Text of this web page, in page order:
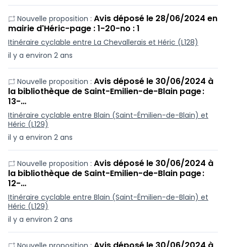
il y a environ 2 ans
Nouvelle proposition : Avis déposé le 28/06/2024 en
mairie d'Héric-page : 1-20-no : 1
Itinéraire cyclable entre La Chevallerais et Héric (L128)
il y a environ 2 ans
Nouvelle proposition : Avis déposé le 30/06/2024 à
la bibliothèque de Saint-Emilien-de-Blain page :
13-…
Itinéraire cyclable entre Blain (Saint-Émilien-de-Blain) et
Héric (L129)
il y a environ 2 ans
Nouvelle proposition : Avis déposé le 30/06/2024 à
la bibliothèque de Saint-Emilien-de-Blain page :
12-…
Itinéraire cyclable entre Blain (Saint-Émilien-de-Blain) et
Héric (L129)